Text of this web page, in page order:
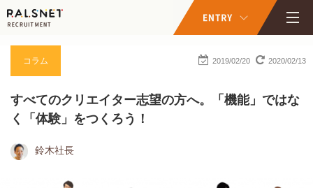
コラム 2019/02/20 2020/02/13
すべてのクリエイター志望の方へ。「機能」ではな
く「体験」をつくろう！
鈴木社長